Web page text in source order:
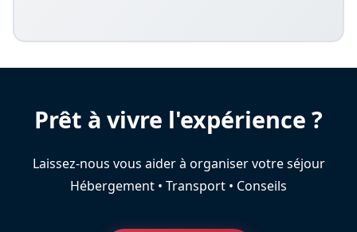
Prêt à vivre l'expérience ?
Laissez-nous vous aider à organiser votre séjour
Hébergement • Transport • Conseils